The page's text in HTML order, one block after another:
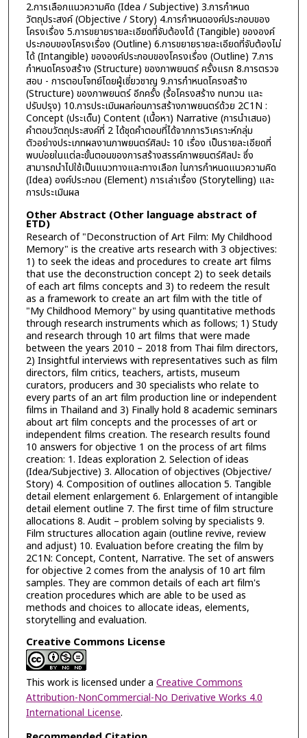
2.การเลือกแนวความคิด (Idea / Subjective) 3.การกำหนด
วัตถุประสงค์ (Objective / Story) 4.การกำหนดองค์ประกอบของ
โครงเรื่อง 5.การขยายรายละเอียดที่จับต้องได้ (Tangible) ขององค์
ประกอบของโครงเรื่อง (Outline) 6.การขยายรายละเอียดที่จับต้องไม่
ได้ (Intangible) ขององค์ประกอบของโครงเรื่อง (Outline) 7.การ
กำหนดโครงสร้าง (Structure) ของภาพยนตร์ ครั้งแรก 8.การตรวจ
สอบ - การตอบโจทย์โดยผู้เชี่ยวชาญ 9.การกำหนดโครงสร้าง
(Structure) ของภาพยนตร์ อีกครั้ง (รื้อโครงสร้าง ทบทวน และ
ปรับปรุง) 10.การประเมินผลก่อนการสร้างภาพยนตร์ด้วย 2C1N :
Concept (ประเด็น) Content (เนื้อหา) Narrative (การนำเสนอ)
คำตอบวัตถุประสงค์ที่ 2 ได้ชุดคำตอบที่ได้จากการวิเคราะห์กลุ่ม
ตัวอย่างประเภทผลงานภาพยนตร์ศิลปะ 10 เรื่อง เป็นรายละเอียดที่
พบบ่อยในแต่ละขั้นตอนของการสร้างสรรค์ภาพยนตร์ศิลปะ ซึ่ง
สามารถนำไปใช้เป็นแนวทางและทางเลือก ในการกำหนดแนวความคิด
(Idea) องค์ประกอบ (Element) การเล่าเรื่อง (Storytelling) และ
การประเมินผล
Other Abstract (Other language abstract of
ETD)
Research of "Deconstruction of Art Film: My Childhood
Memory" is the creative arts research with 3 objectives:
1) to seek the ideas and procedures to create art films
that use the deconstruction concept 2) to seek details
of each art films concepts and 3) to redeem the result
as a framework to create an art film with the title of
"My Childhood Memory" by using quantitative methods
through research instruments which as follows; 1) Study
and research through 10 art films that were made
between the years 2010 – 2018 from Thai film directors,
2) Insightful interviews with representatives such as film
directors, film critics, teachers, artists, museum
curators, producers and 30 specialists who relate to
every parts of an art film production line or independent
films in Thailand and 3) Finally hold 8 academic seminars
about art film concepts and the processes of art or
independent films creation. The research results found
10 answers for objective 1 on the process of art films
creation: 1. Ideas exploration 2. Selection of ideas
(Idea/Subjective) 3. Allocation of objectives (Objective/
Story) 4. Composition of outlines allocation 5. Tangible
detail element enlargement 6. Enlargement of intangible
detail element outline 7. The first time of film structure
allocations 8. Audit – problem solving by specialists 9.
Film structures allocation again (outline revive, review
and adjust) 10. Evaluation before creating the film by
2C1N: Concept, Content, Narrative. The set of answers
for objective 2 comes from the analysis of 10 art film
samples. They are common details of each art film's
creation procedures which are able to be used as
methods and choices to allocate ideas, elements,
storytelling and evaluation.
Creative Commons License
This work is licensed under a Creative Commons
Attribution-NonCommercial-No Derivative Works 4.0
International License.